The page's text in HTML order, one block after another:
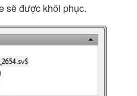
sẽ được khôi phục.